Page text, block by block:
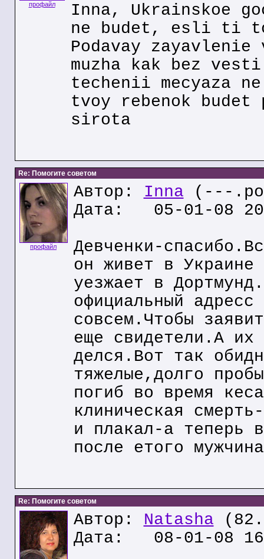
профайл
Inna, Ukrainskoe
ne budet, esli ti
Podavay
muzha kak bez
techenii mecyaza
tvoy rebenok budet
sirota
Re: Помогите советом
профайл
Автор: Inna (---
Дата: 05-01-08
Девченки-
он живет в Украине
уезжает в
официальный
совсем.Чтобы
еще свидетели.А
делся.Вот так
тяжелые,долго
погиб во время
клиническая
и плакал-а теперь
после етого
Re: Помогите советом
Автор: Natasha
Дата: 08-01-08